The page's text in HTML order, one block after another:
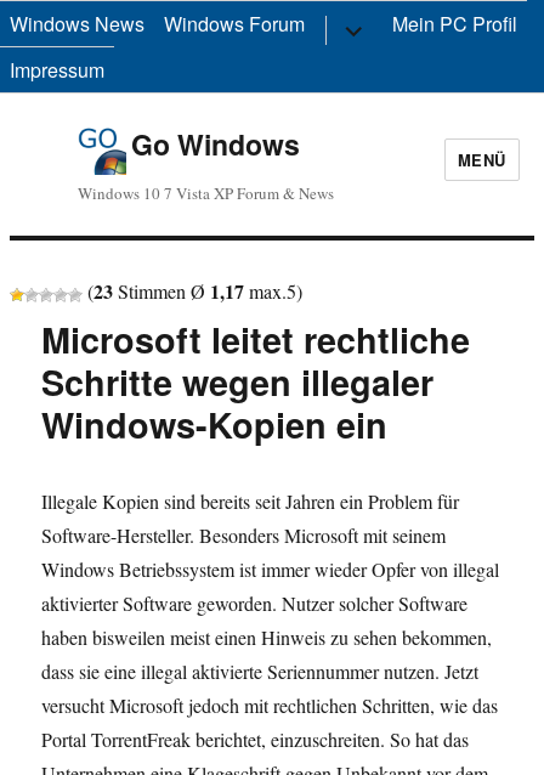
Windows News Windows Forum Untermenü
anzeigen
Mein PC Profil
Impressum
Go Windows
Windows 10 7 Vista XP Forum & News
MENÜ
(23Stimmen Ø 1,17max.5)
Microsoft leitet rechtliche
Schritte wegen illegaler
Windows-Kopien ein
Illegale Kopien sind bereits seit Jahren ein Problem für
Software-Hersteller. Besonders Microsoft mit seinem
Windows Betriebssystem ist immer wieder Opfer von illegal
aktivierter Software geworden. Nutzer solcher Software
haben bisweilen meist einen Hinweis zu sehen bekommen,
dass sie eine illegal aktivierte Seriennummer nutzen. Jetzt
versucht Microsoft jedoch mit rechtlichen Schritten, wie das
Portal TorrentFreak berichtet, einzuschreiten. So hat das